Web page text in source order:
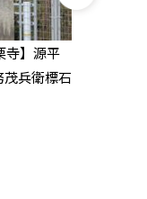
寺】源平
兵衛標石